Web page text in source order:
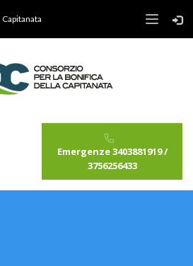
Emergenze 3403881919 /
3756256433